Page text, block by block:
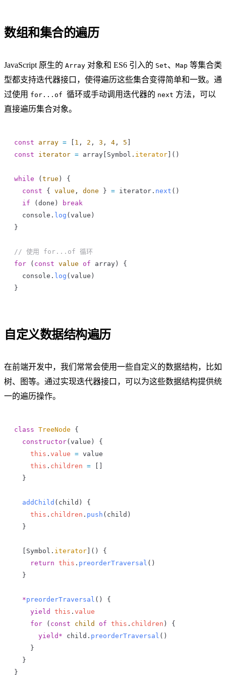
数组和集合的遍历
JavaScript 原生的 Array 对象和 ES6 引入的 Set、 Map 等集合类
型都支持迭代器接口，使得遍历这些集合变得简单和一致。通
过使用 for...of 循环或手动调用迭代器的 next 方法，可以
直接遍历集合对象。
const array = 1 , 2 , 3 , 4 , 5
const iterator = array Symbol . iterator ]()
while ( true ) {
  const
{ value , done } = iterator . next ()
  if
( done )
break
  console
. log ( value )
}
// 使用 for...of 循环
for ( const value of array ) {
  console
. log ( value )
}
自定义数据结构遍历
在前端开发中，我们常常会使用一些自定义的数据结构，比如
树、图等。通过实现迭代器接口，可以为这些数据结构提供统
一的遍历操作。
class TreeNode {
  constructor
( value ) {
    this
. value = value
    this
. children =
  }
  addChild
( child ) {
    this
. children . push ( child )
  }
Symbol . iterator ]() {
    return
this . preorderTraversal ()
  }
  *
preorderTraversal () {
    yield
this . value
    for
( const child of this . children ) {
      yield*
child . preorderTraversal ()
    }
  }
}